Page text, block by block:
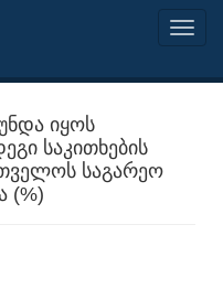
იყოს
საკითხების
საგარეო
პოლიტიკა (%)